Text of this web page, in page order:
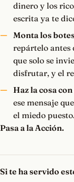
dinero y los
escrita ya te
Monta los
repártelo antes
que solo se
disfrutar, y el
Haz la cosa
ese mensaje
el miedo
Pasa a la Acción.
Si te ha servido